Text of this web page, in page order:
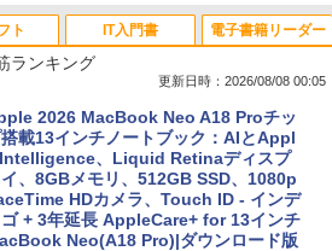
ランキング
更新日時：2026/08/08 00:05
2026 MacBook Neo A18 Proチッ
載13インチノートブック：AIとAppl
、Liquid Retinaディスプ
イ、8GBメモリ、512GB SSD、1080p
HDカメラ、Touch ID - インデ
ゴ + 3年延長 AppleCare+ for 13インチ
Neo(A18 Pro)|ダウンロード版
ト IT入門書 電子書籍リーダー